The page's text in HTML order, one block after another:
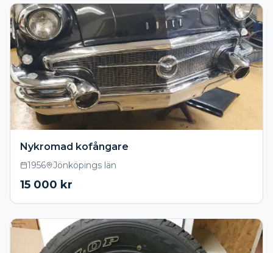
Nykromad kofångare
1956 Jönköpings län
15 000 kr